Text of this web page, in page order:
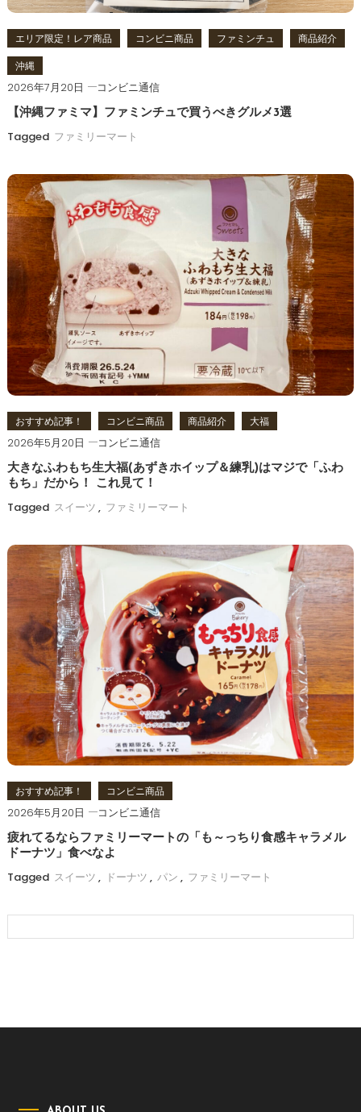
エリア限定！レア商品 コンビニ商品 ファミンチュ
商品紹介
沖縄
2026年7月20日 コンビニ通信
【沖縄ファミマ】ファミンチュで買うべきグルメ3選
Tagged ファミリーマート
おすすめ記事！ コンビニ商品 商品紹介 大福
2026年5月20日 コンビニ通信
大きなふわもち生大福(あずきホイップ＆練乳)はマジで「ふわ
もち」だから！ これ見て！
Tagged スイーツ , ファミリーマート
おすすめ記事！ コンビニ商品
2026年5月20日 コンビニ通信
疲れてるならファミリーマートの「も～っちり食感キャラメル
ドーナツ」食べなよ
Tagged スイーツ , ドーナツ , パン , ファミリーマート